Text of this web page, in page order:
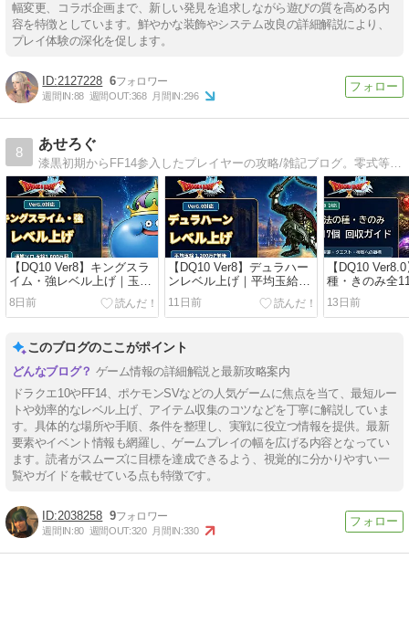
幅変更、コラボ企画まで、新しい発見を追求しながら遊びの質を高める内
容を特徴としています。鮮やかな装飾やシステム改良の詳細解説により、
プレイ体験の深化を促します。
2127228 6
週間IN:88 週間OUT:368 月間IN:296
8
あせろぐ
【DQ10 Ver8】キングスラ
イム・強レベル上げ｜玉給
1227万Pの装備と手順
8日前
【DQ10 Ver8】デュラハー
ンレベル上げ｜平均玉給
1200万P
11日前
【DQ10
種・きのみ全
13日前
このブログのここがポイント
ゲーム情報の詳細解説と最新攻略案内
ドラクエ10やFF14、ポケモンSVなどの人気ゲームに焦点を当て、最短ルー
トや効率的なレベル上げ、アイテム収集のコツなどを丁寧に解説していま
す。具体的な場所や手順、条件を整理し、実戦に役立つ情報を提供。最新
要素やイベント情報も網羅し、ゲームプレイの幅を広げる内容となってい
ます。読者がスムーズに目標を達成できるよう、視覚的に分かりやすい一
覧やガイドを載せている点も特徴です。
2038258 9
週間IN:80 週間OUT:320 月間IN:330